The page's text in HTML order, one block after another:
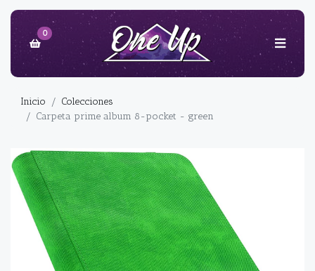
0
Inicio
Colecciones
Carpeta prime album 8-pocket - green